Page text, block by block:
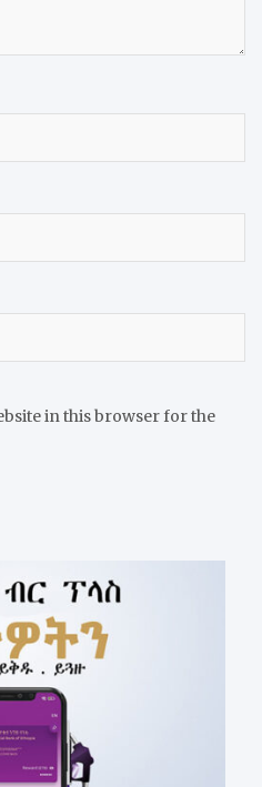
in this browser for the